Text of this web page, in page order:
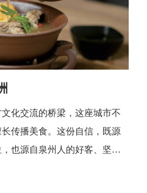
化交流的桥梁，这座城市不
传播美食。这份自信，既源
也源自泉州人的好客、坚
创造力。